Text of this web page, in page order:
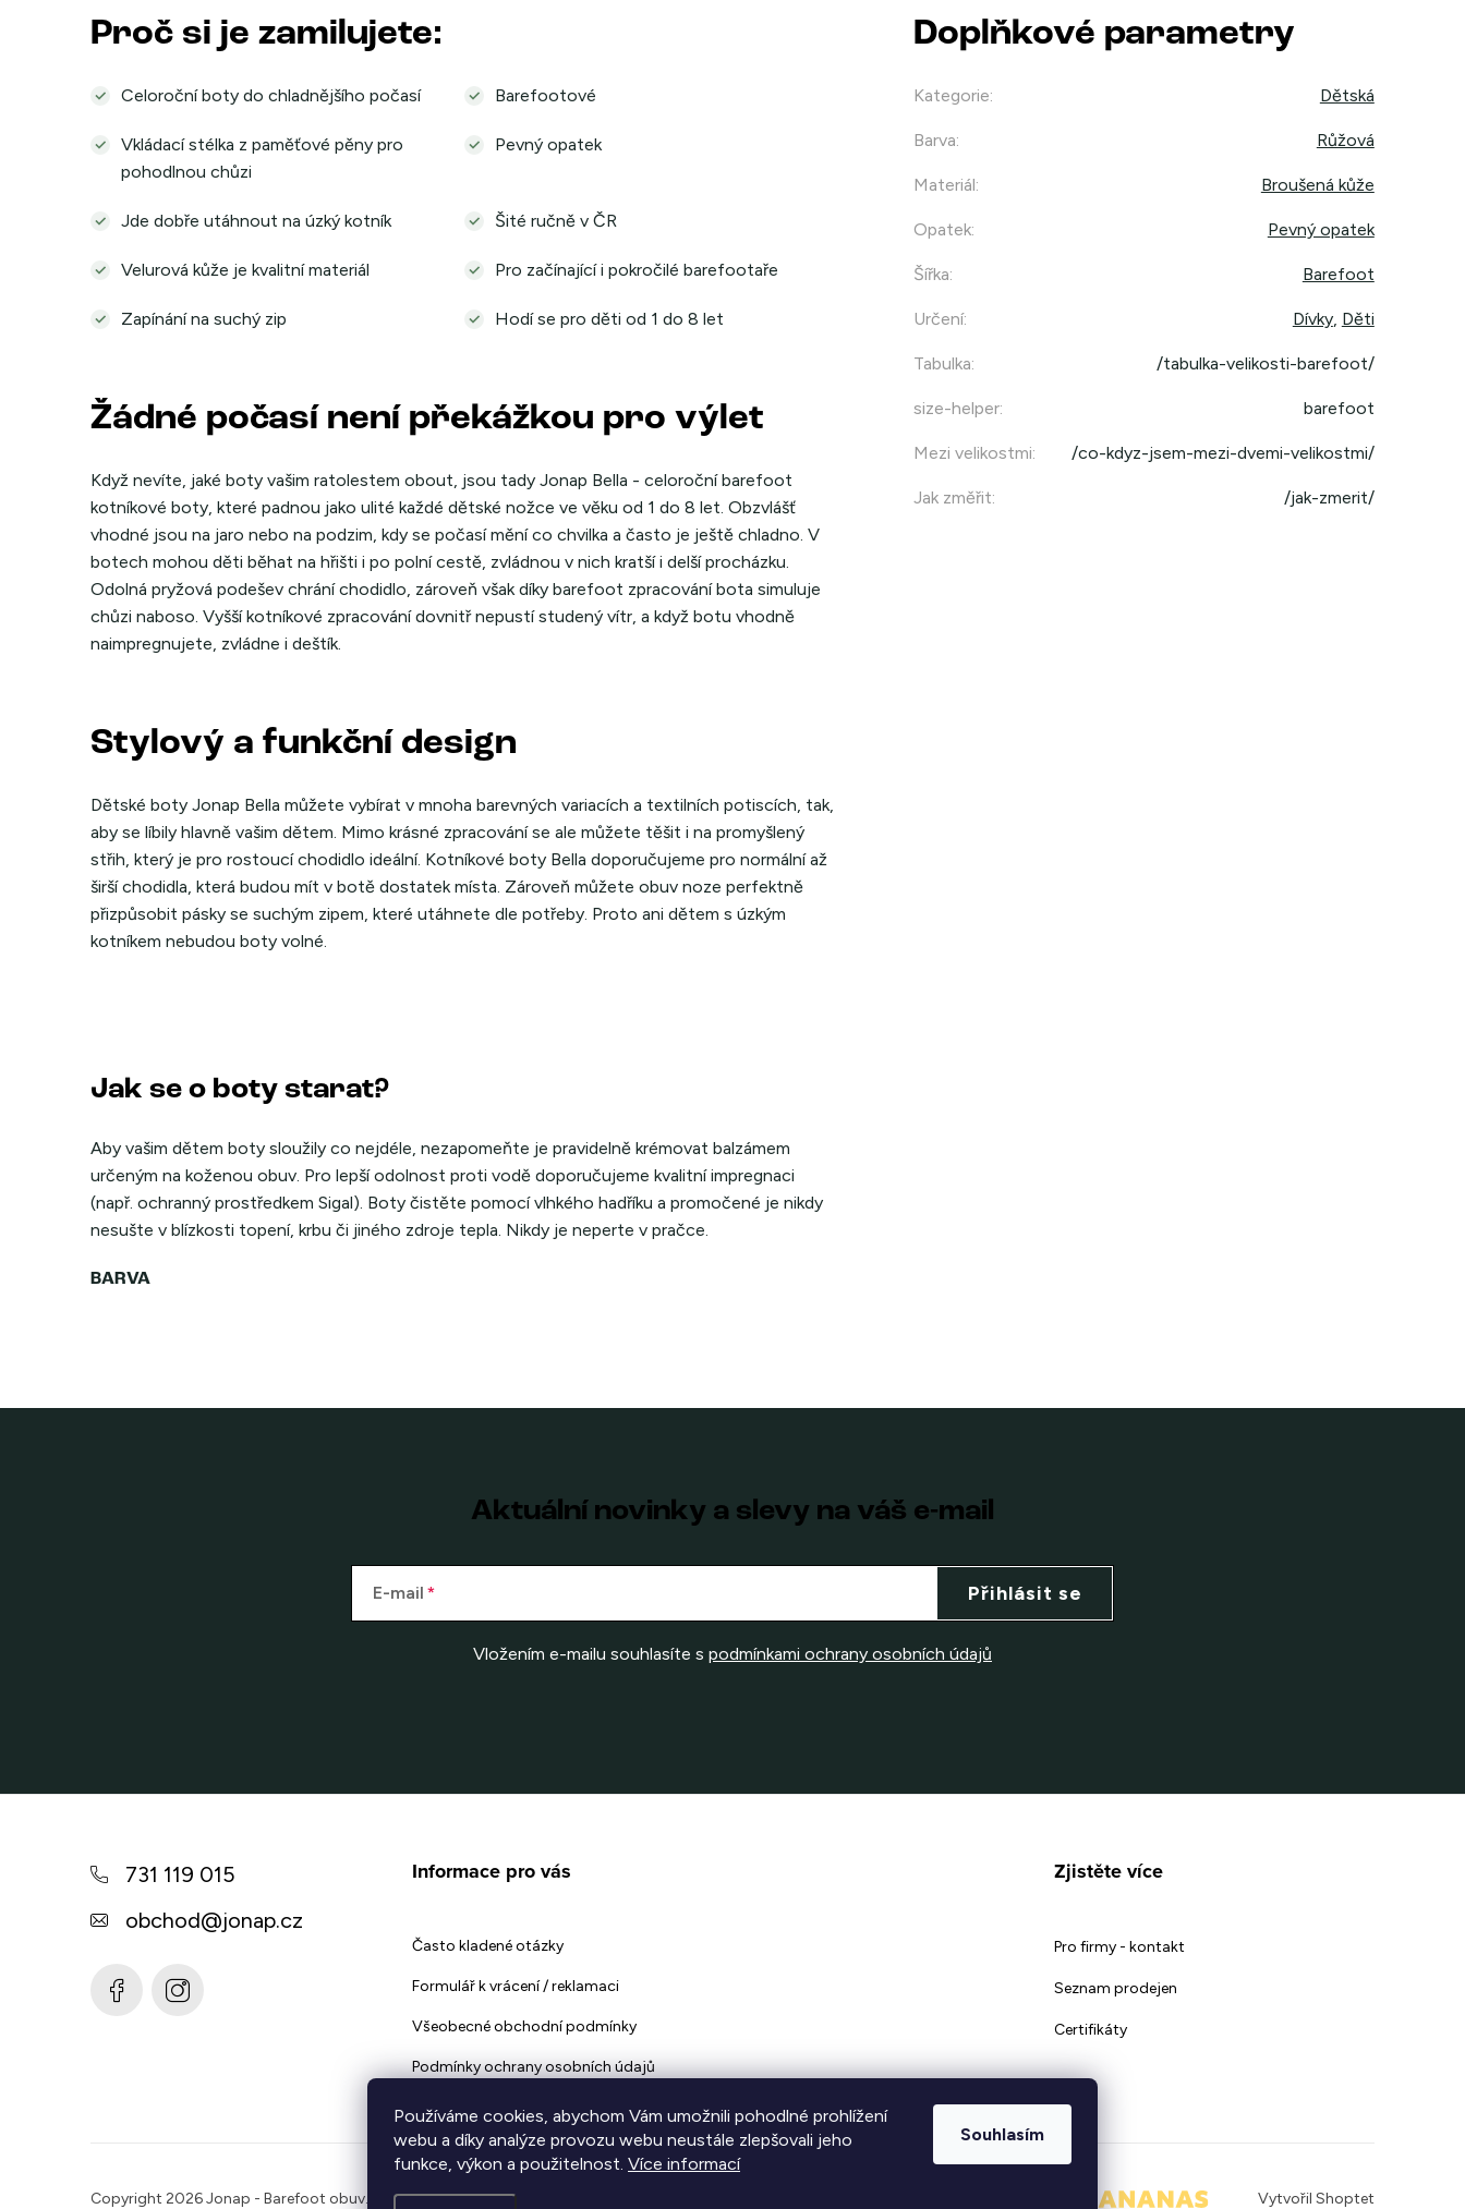
Používáme cookies, abychom Vám umožnili pohodlné prohlížení
webu a díky analýze provozu webu neustále zlepšovali jeho
funkce, výkon a použitelnost. Více informací
Souhlasím
Proč si je zamilujete:
Celoroční boty do chladnějšího počasí Barefootové
Vkládací stélka z paměťové pěny pro
pohodlnou chůzi
Pevný opatek
Jde dobře utáhnout na úzký kotník Šité ručně v ČR
Velurová kůže je kvalitní materiál Pro začínající i pokročilé barefootaře
Zapínání na suchý zip Hodí se pro děti od 1 do 8 let
Žádné počasí není překážkou pro výlet
Když nevíte, jaké boty vašim ratolestem obout, jsou tady Jonap Bella - celoroční barefoot
kotníkové boty, které padnou jako ulité každé dětské nožce ve věku od 1 do 8 let. Obzvlášť
vhodné jsou na jaro nebo na podzim, kdy se počasí mění co chvilka a často je ještě chladno. V
botech mohou děti běhat na hřišti i po polní cestě, zvládnou v nich kratší i delší procházku.
Odolná pryžová podešev chrání chodidlo, zároveň však díky barefoot zpracování bota simuluje
chůzi naboso. Vyšší kotníkové zpracování dovnitř nepustí studený vítr, a když botu vhodně
naimpregnujete, zvládne i deštík.
Stylový a funkční design
Dětské boty Jonap Bella můžete vybírat v mnoha barevných variacích a textilních potiscích, tak,
aby se líbily hlavně vašim dětem. Mimo krásné zpracování se ale můžete těšit i na promyšlený
střih, který je pro rostoucí chodidlo ideální. Kotníkové boty Bella doporučujeme pro normální až
širší chodidla, která budou mít v botě dostatek místa. Zároveň můžete obuv noze perfektně
přizpůsobit pásky se suchým zipem, které utáhnete dle potřeby. Proto ani dětem s úzkým
kotníkem nebudou boty volné.
Jak se o boty starat?
Aby vašim dětem boty sloužily co nejdéle, nezapomeňte je pravidelně krémovat balzámem
určeným na koženou obuv. Pro lepší odolnost proti vodě doporučujeme kvalitní impregnaci
(např. ochranný prostředkem Sigal). Boty čistěte pomocí vlhkého hadříku a promočené je nikdy
nesušte v blízkosti topení, krbu či jiného zdroje tepla. Nikdy je neperte v pračce.
Doplňkové parametry
Kategorie: Dětská
Barva: Růžová
Materiál: Broušená kůže
Opatek: Pevný opatek
Šířka: Barefoot
Určení: Dívky, Děti
Tabulka: /tabulka-velikosti-barefoot/
size-helper: barefoot
Mezi velikostmi: /co-kdyz-jsem-mezi-dvemi-velikostmi/
Jak změřit: /jak-zmerit/
Aktuální novinky a slevy na váš e-mail
E-mail
Vložením e-mailu souhlasíte s podmínkami ochrany osobních údajů
Přihlásit se
731 119 015
obchod@jonap.cz
Informace pro vás
Často kladené otázky
Formulář k vrácení / reklamaci
Všeobecné obchodní podmínky
Podmínky ochrany osobních údajů
Zjistěte více
Pro firmy - kontakt
Seznam prodejen
Certifikáty
Vytvořil Shoptet
Copyright 2026Jonap - Barefoot obuv. Všechna práva vyhrazena.